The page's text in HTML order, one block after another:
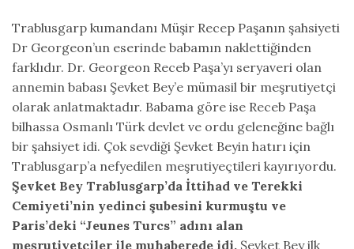
Trablusgarp kumandanı Müşir Recep Paşanın şahsiyeti
Dr Georgeon’un eserinde babamın naklettiğinden
farklıdır. Dr. Georgeon Receb Paşa’yı seryaveri olan
annemin babası Şevket Bey’e mümasil bir meşrutiyetçi
olarak anlatmaktadır. Babama göre ise Receb Paşa
bilhassa Osmanlı Türk devlet ve ordu geleneğine bağlı
bir şahsiyet idi. Çok sevdiği Şevket Beyin hatırı için
Trablusgarp’a nefyedilen meşrutiyeçtileri kayırıyordu.
Şevket Bey Trablusgarp’da İttihad ve Terekki
Cemiyeti’nin yedinci şubesini kurmuştu ve
Paris’deki “Jeunes Turcs” adını alan
meşrutiyetciler ile muhaberede idi. Şevket Bey ilk